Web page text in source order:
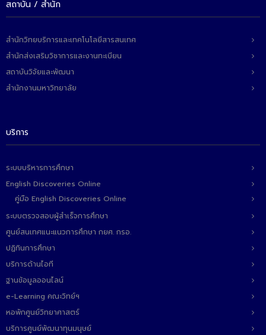
- ทุน/สมัครงาน/ศึกษาต่อ
วารสารคณะ
- ฐานข้อมูลงานวิจัย
- โครงการบริหารจัดการพื้นที่ 10 ไร่ ด้านหลังโรงสีข้าว
สวนดุสิต จังหวัดปราจีนบุรี
- โครงการส่งเสริมการปลูกกล้วยเล็บมือนางฯ
- ผลงาน/รางวัล
- SDU Zero Waste
- งานวิจัย/นวัตกรรม
ติดต่อเรา
สถาบัน / สำนัก
สำนักวิทยบริการและเทคโนโลยีสารสนเทศ
สำนักส่งเสริมวิชาการและงานทะเบียน
สถาบันวิจัยและพัฒนา
สำนักงานมหาวิทยาลัย
บริการ
ระบบบริหารการศึกษา
English Discoveries Online
คู่มือ English Discoveries Online
ระบบตรวจสอบผู้สำเร็จการศึกษา
ศูนย์สนเทศแนะแนวการศึกษา กยศ. กรอ.
ปฏิทินการศึกษา
บริการด้านไอที
ฐานข้อมูลออนไลน์
e-Learning คณะวิทย์ฯ
หอพักศูนย์วิทยาศาสตร์
บริการศูนย์พัฒนาทุนมนุษย์